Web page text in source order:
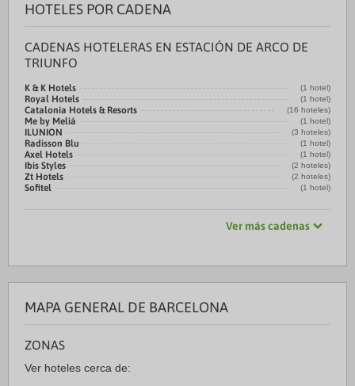
HOTELES POR CADENA
CADENAS HOTELERAS EN ESTACIÓN DE ARCO DE
TRIUNFO
K & K Hotels (1 hotel)
Royal Hotels (1 hotel)
Catalonia Hotels & Resorts (16 hoteles)
Me by Meliá (1 hotel)
ILUNION (3 hoteles)
Radisson Blu (1 hotel)
Axel Hotels (1 hotel)
Ibis Styles (2 hoteles)
Zt Hotels (2 hoteles)
Sofitel (1 hotel)
Ver más cadenas
MAPA GENERAL DE BARCELONA
ZONAS
Ver hoteles cerca de: